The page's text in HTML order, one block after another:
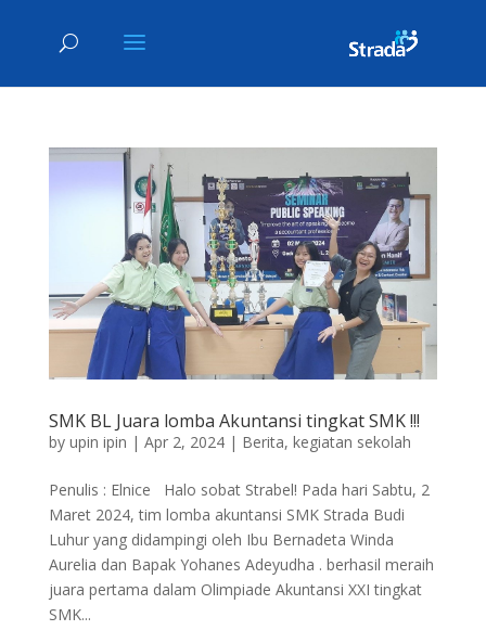
SMK BL Juara lomba Akuntansi tingkat SMK !!!
by upin ipin | Apr 2, 2024| Berita, kegiatan sekolah
Penulis : Elnice Halo sobat Strabel! Pada hari Sabtu, 2
Maret 2024, tim lomba akuntansi SMK Strada Budi
Luhur yang didampingi oleh Ibu Bernadeta Winda
Aurelia dan Bapak Yohanes Adeyudha . berhasil meraih
juara pertama dalam Olimpiade Akuntansi XXI tingkat
SMK...